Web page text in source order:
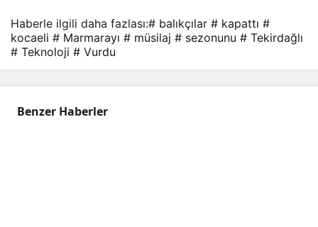
Haberle ilgili daha fazlası:# balıkçılar # kapattı #
kocaeli # Marmarayı # müsilaj # sezonunu # Tekirdağlı
# Teknoloji # Vurdu
Benzer Haberler